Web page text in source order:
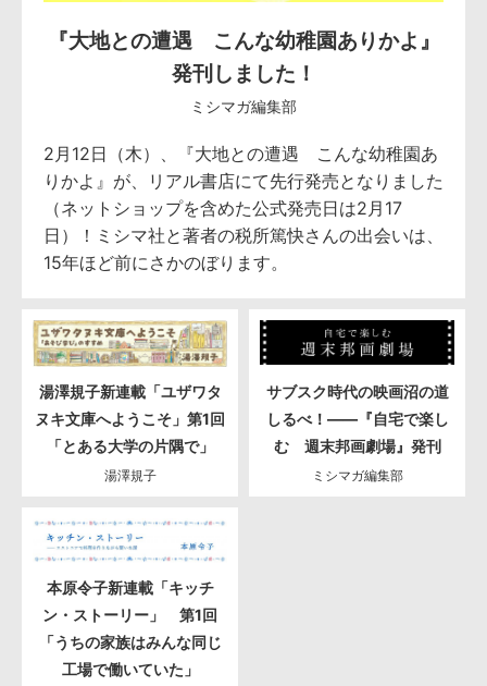
『大地との遭遇 こんな幼稚園ありかよ』
発刊しました！
ミシマガ編集部
2月12日（木）、『大地との遭遇 こんな幼稚園あ
りかよ』が、リアル書店にて先行発売となりました
（ネットショップを含めた公式発売日は2月17
日）！ミシマ社と著者の税所篤快さんの出会いは、
15年ほど前にさかのぼります。
湯澤規子新連載「ユザワタ
ヌキ文庫へようこそ」第1回
「とある大学の片隅で」
湯澤規子
サブスク時代の映画沼の道
しるべ！――『自宅で楽し
む 週末邦画劇場』発刊
ミシマガ編集部
本原令子新連載「キッチ
ン・ストーリー」 第1回
「うちの家族はみんな同じ
工場で働いていた」